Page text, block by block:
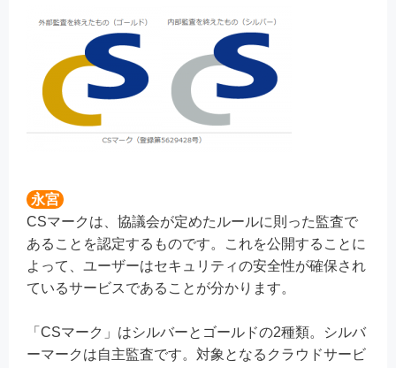
永宮
CSマークは、協議会が定めたルールに則った監査で
あることを認定するものです。これを公開することに
よって、ユーザーはセキュリティの安全性が確保され
ているサービスであることが分かります。
「CSマーク」はシルバーとゴールドの2種類。シルバ
ーマークは自主監査です。対象となるクラウドサービ